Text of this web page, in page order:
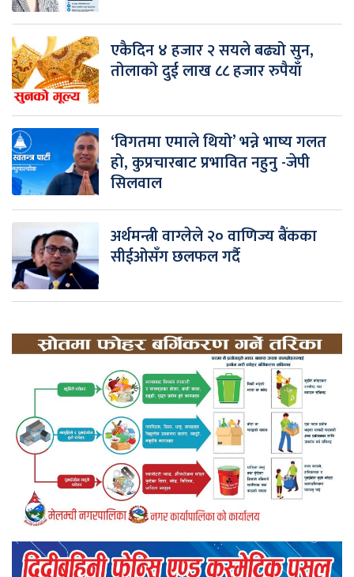
एकैदिन ४ हजार २ सयले बढ्यो सुन,
तोलाको दुई लाख ८८ हजार रुपैयाँ
‘विगतमा एमाले थियो’ भन्ने भाष्य गलत
हो, कुप्रचारबाट प्रभावित नहुनु -जेपी
सिलवाल
अर्थमन्त्री वाग्लेले २० वाणिज्य बैंकका
सीईओसँग छलफल गर्दै